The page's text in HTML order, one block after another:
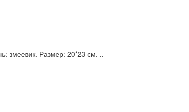
змеевик. Размер: 20*23 см. ..